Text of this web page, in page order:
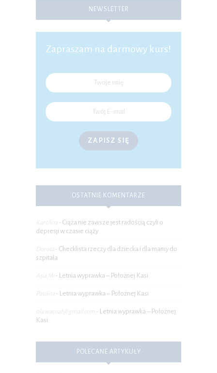
NEWSLETTER
Zapraszam na darmowy kurs!
ZAPISZ SIĘ
OSTATNIE KOMENTARZE
Karolina - Ciąża nie zawsze jest radością czyli o
depresji w czasie ciąży
Dorota - Checklista rzeczy dla dziecka i dla mamy do
szpitala
Asia Mi - Letnia wyprawka – Położnej Kasi
Paulina - Letnia wyprawka – Położnej Kasi
ola.wacuaf@gmail.com - Letnia wyprawka – Położnej
Kasi
POLECANE ARTYKUŁY